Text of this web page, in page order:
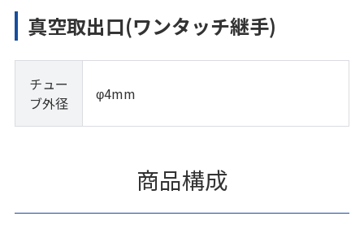
真空取出口(ワンタッチ継手)
チュー
ブ外径
φ4mm
商品構成